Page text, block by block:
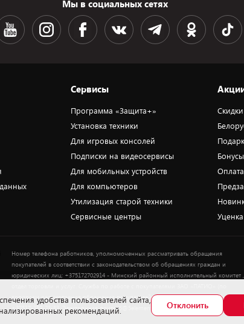
Мы в социальных сетях
Сервисы
Программа «Защита+»
Установка техники
Для игровых консолей
Подписки на видеосервисы
Для мобильных устройств
Для компьютеров
Утилизация старой техники
Сервисные центры
Бонусы
Уценка
Номер телефона работников, уполномоченных рассматривать обращения
покупателей в соответствии с законодательством об обращениях граждан и
юридических лиц: +375172702914 - Минский районный исполнительный комитет ,
вопросам рассмотрения обращения покупателей о нарушении их прав): Тел.:
+37517-359-23-83. Электронная почта: 5@5element.by
удобства пользователей сайта,
рекомендаций.
Отклонить